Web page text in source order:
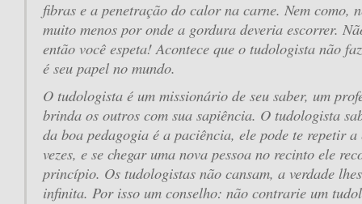
fibras e a penetração do calor na carne. Nem como,
muito menos por onde a gordura deveria escorrer.
então você espeta! Acontece que o tudologista não
é seu papel no mundo.
O tudologista é um missionário de seu saber, um
brinda os outros com sua sapiência. O tudologista
da boa pedagogia é a paciência, ele pode te repetir
vezes, e se chegar uma nova pessoa no recinto ele
princípio. Os tudologistas não cansam, a verdade
infinita. Por isso um conselho: não contrarie um